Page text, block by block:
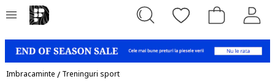
Imbracaminte / Treninguri sport